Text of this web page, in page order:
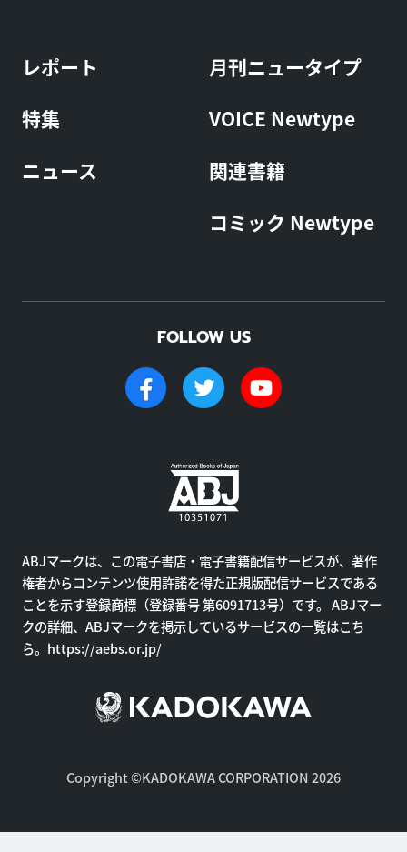
レポート
特集
ニュース
月刊ニュータイプ
VOICE Newtype
関連書籍
コミック Newtype
FOLLOW US
ABJマークは、この電子書店・電子書籍配信サービスが、著作
権者からコンテンツ使用許諾を得た正規版配信サービスである
ことを示す登録商標（登録番号 第6091713号）です。 ABJマー
クの詳細、ABJマークを掲示しているサービスの一覧はこち
ら。 https://aebs.or.jp/
Copyright ©KADOKAWA CORPORATION 2026